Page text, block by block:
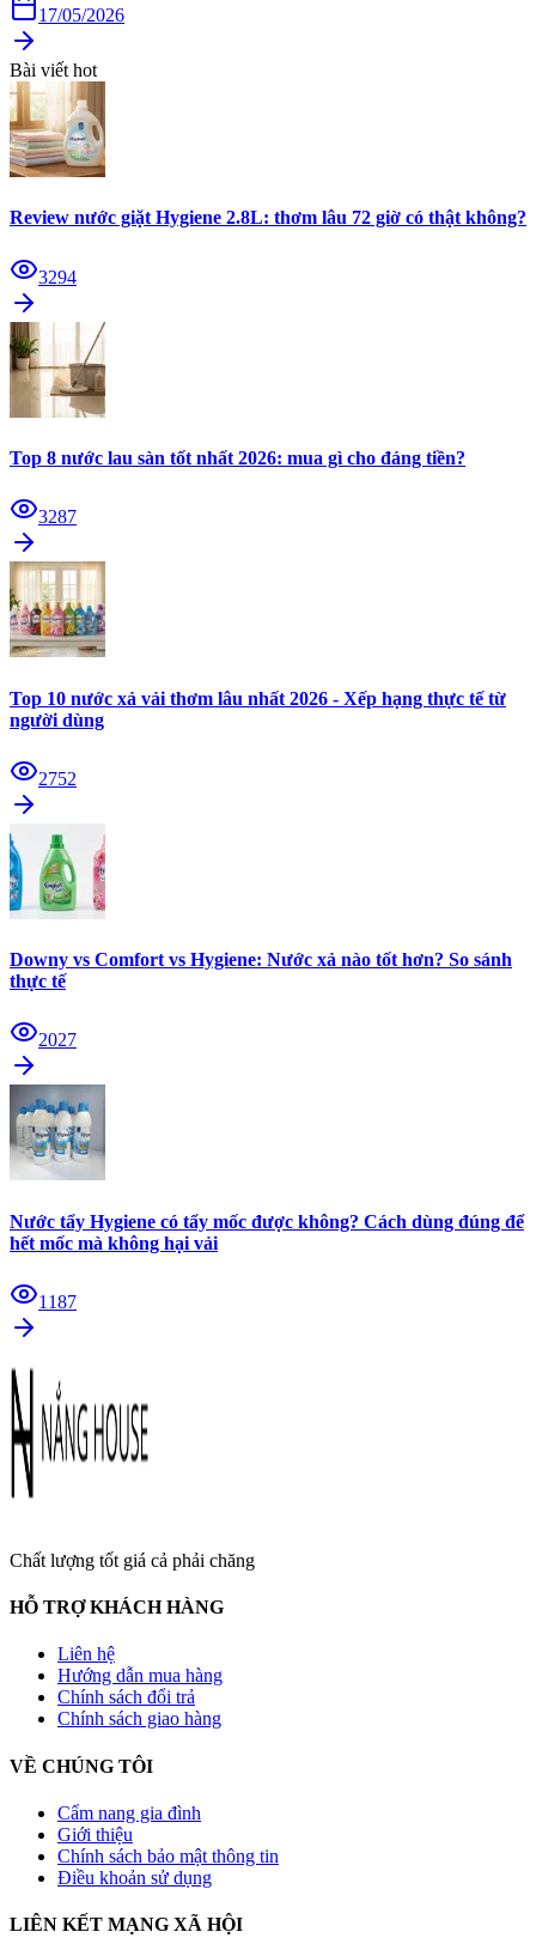
17/05/2026
Bài viết hot
Review nước giặt Hygiene 2.8L: thơm lâu 72 giờ có thật không?
3294
Top 8 nước lau sàn tốt nhất 2026: mua gì cho đáng tiền?
3287
Top 10 nước xả vải thơm lâu nhất 2026 - Xếp hạng thực tế từ
người dùng
2752
Downy vs Comfort vs Hygiene: Nước xả nào tốt hơn? So sánh
thực tế
2027
Nước tẩy Hygiene có tẩy mốc được không? Cách dùng đúng để
hết mốc mà không hại vải
1187
Chất lượng tốt giá cả phải chăng
HỖ TRỢ KHÁCH HÀNG
Liên hệ
Hướng dẫn mua hàng
Chính sách đổi trả
Chính sách giao hàng
VỀ CHÚNG TÔI
Cẩm nang gia đình
Giới thiệu
Chính sách bảo mật thông tin
Điều khoản sử dụng
LIÊN KẾT MẠNG XÃ HỘI